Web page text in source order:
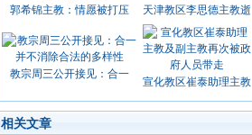
郭希锦主教：情愿被打压 天津教区李思德主教逝
教宗周三公开接见：合一
宣化教区崔泰助理主教
相关文章